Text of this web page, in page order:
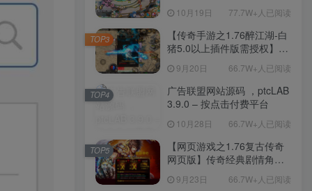
Linux服务端源码视频架设教
程-新版多功能GM网页后台
工具-安卓苹果IOS双端版
本！
10月19日 77.7W+人已阅读
【传奇手游之1.76醉江湖-白
猪5.0以上插件版需授权】三
手游-Win服务端源码视频架
设教程-新版GM多功能网页
授权物品后台-九层妖塔-法宠
系统-历练殿堂-尸家重地-GM
直冲网页后台-安卓苹果IOS
双端版本！
9月20日 66.7W+人已阅读
TOP3
广告联盟网站源码 ，ptcLAB
3.9.0 – 按点击付费平台
10月28日 66.7W+人已阅读
TOP4
【网页游戏之1.76复古传奇
网页版】传奇经典剧情角色
Win服务端源码视频架设教
9月23日 66.7W+人已阅读
TOP5